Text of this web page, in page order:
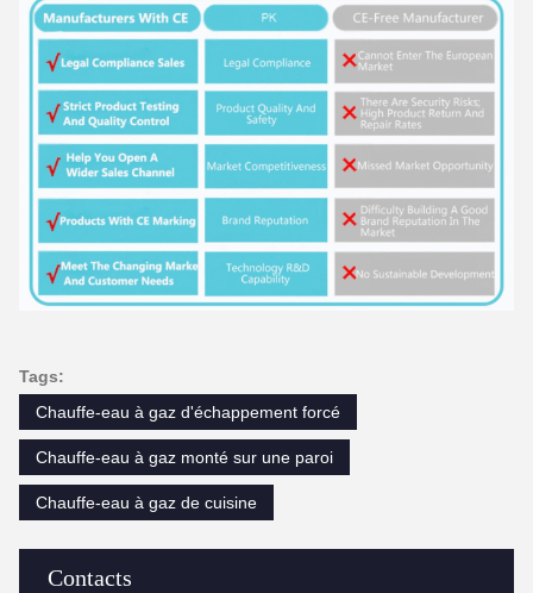
Contacts
Tags:
Chauffe-eau à gaz d'échappement forcé
Chauffe-eau à gaz monté sur une paroi
Chauffe-eau à gaz de cuisine